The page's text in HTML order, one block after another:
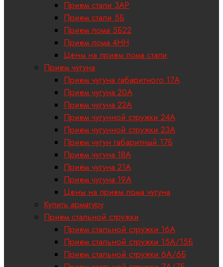
Прием стали 3АР
Прием стали 5Б
Прием лома 5Б22
Прием лома 4НН
Цены на прием лома стали
Прием чугуна
Прием чугуна габаритного 17A
Прием чугуна 20А
Прием чугуна 22А
Прием чугунной стружки 24А
Прием чугунной стружки 23А
Прием чугун габаритный 17Б
Прием чугуна 18A
Приём чугуна 21А
Прием чугуна 19А
Цены на прием лома чугуна
Купить арматуру
Прием стальной стружки
Прием стальной стружки 16А
Прием стальной стружки 15А/15Б
Прием стальной стружки 6А/6Б